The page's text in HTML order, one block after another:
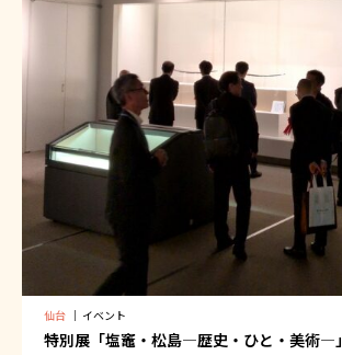
仙台 ｜ イベント
特別展「塩竈・松島―歴史・ひと・美術―」